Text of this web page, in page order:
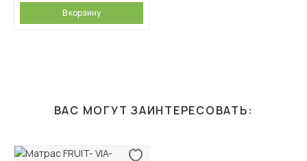
В корзину
ВАС МОГУТ ЗАИНТЕРЕСОВАТЬ: